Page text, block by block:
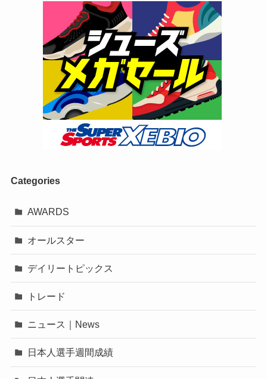
Categories
AWARDS
オールスター
デイリートピックス
トレード
ニュース｜News
日本人選手週間成績